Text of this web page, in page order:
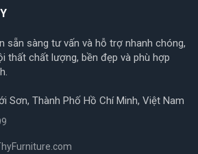
sẵn sàng tư vấn và hỗ trợ nhanh chóng,
thất chất lượng, bền đẹp và phù hợp
Sơn, Thành Phố Hồ Chí Minh, Việt Nam